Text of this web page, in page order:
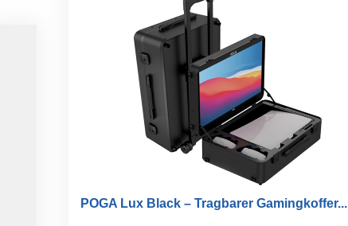
POGA Lux Black – Tragbarer Gamingkoffer...